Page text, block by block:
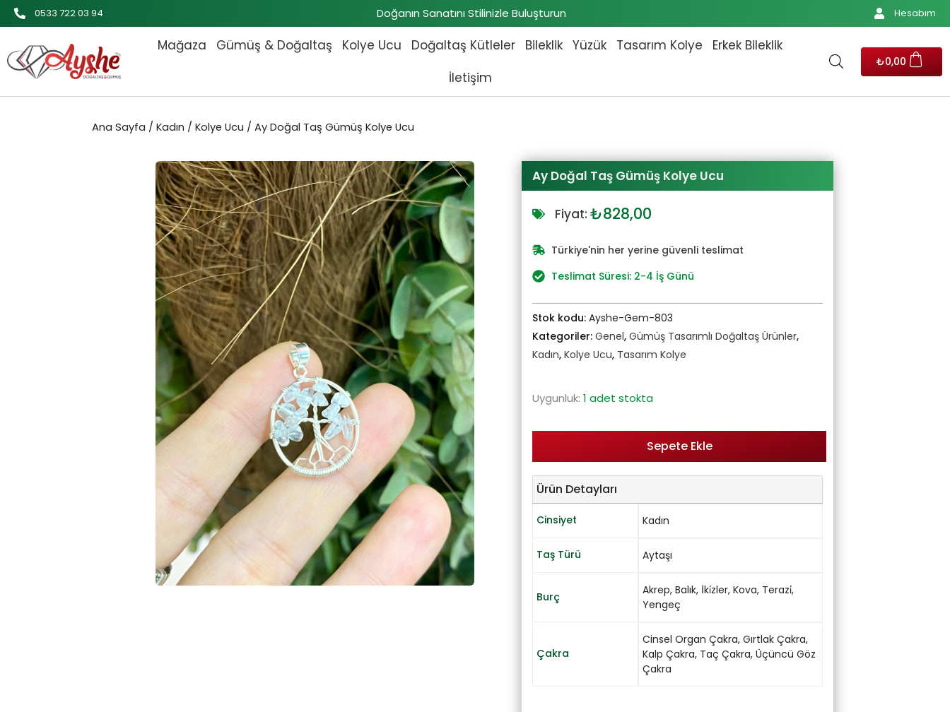
İçeriğe
atla
0533 722 03 94 Doğanın Sanatını Stilinizle Buluşturun Hesabım
Mağaza Gümüş & Doğaltaş Kolye Ucu Doğaltaş Kütleler Bileklik Yüzük Tasarım Kolye
Erkek Bileklik
İletişim
₺0,00
Ana Sayfa / Kadın / Kolye Ucu / Ay Doğal Taş Gümüş Kolye Ucu
Ay Doğal Taş Gümüş Kolye Ucu
Fiyat: Orijinal
₺911,00.
₺828,00
fiyat:
₺828,00.
Türkiye'nin her yerine güvenli teslimat
Teslimat Süresi: 2-4 İş Günü
Stok kodu: Ayshe-Gem-803
Kategoriler: Genel, Gümüş Tasarımlı Doğaltaş Ürünler,
Kadın, Kolye Ucu, Tasarım Kolye
Uygunluk: 1 adet stokta
Sepete Ekle
Ürün Detayları
Cinsiyet Kadın
Taş Türü Aytaşı
Burç Akrep, Balık, İki̇zler, Kova, Terazi̇,
Yengeç
Çakra
Cinsel Organ Çakra, Gırtlak Çakra,
Kalp Çakra, Taç Çakra, Üçüncü Göz
Çakra